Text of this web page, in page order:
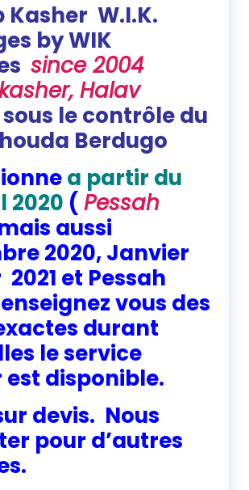
Kasher W.I.K.
by WIK
since 2004
Halav
le contrôle du
Berdugo
a partir du
2020 ( Pessah
aussi
2020, Janvier
et Pessah
vous des
durant
le service
est disponible.
devis. Nous
pour d’autres